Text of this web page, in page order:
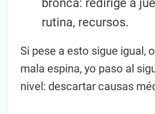
bronca: redirige a
rutina, recursos.
Si pese a esto sigue igual,
mala espina, yo paso al
nivel: descartar causas